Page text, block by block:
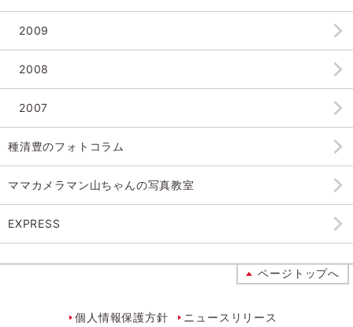
2009
2008
2007
種清豊のフォトコラム
ママカメラマン山ちゃんの写真教室
EXPRESS
ページトップへ
個人情報保護方針 ニュースリリース